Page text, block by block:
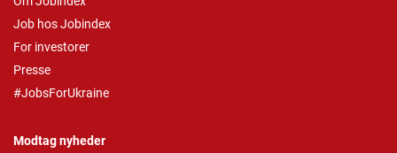
Job hos Jobindex
For investorer
Presse
#JobsForUkraine
Modtag nyheder